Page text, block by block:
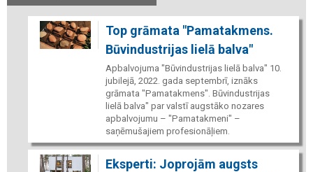
Top grāmata "Pamatakmens.
Būvindustrijas lielā balva"
Apbalvojuma "Būvindustrijas lielā balva" 10.
jubilejā, 2022. gada septembrī, iznāks
grāmata "Pamatakmens". Būvindustrijas
lielā balva" par valstī augstāko nozares
apbalvojumu – "Pamatakmeni" –
saņēmušajiem profesionāļiem.
Eksperti: Joprojām augsts